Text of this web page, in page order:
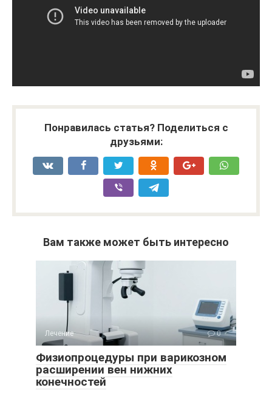
Понравилась статья? Поделиться с
друзьями:
Вам также может быть интересно
Лечение 0
Физиопроцедуры при варикозном
расширении вен нижних
конечностей